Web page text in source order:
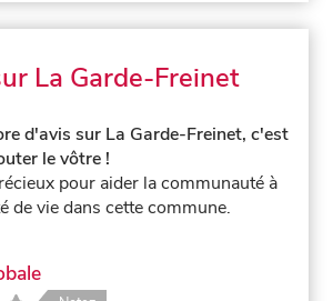
La Garde-Freinet
d'avis sur La Garde-Freinet, c'est
le vôtre !
pour aider la communauté à
de vie dans cette commune.